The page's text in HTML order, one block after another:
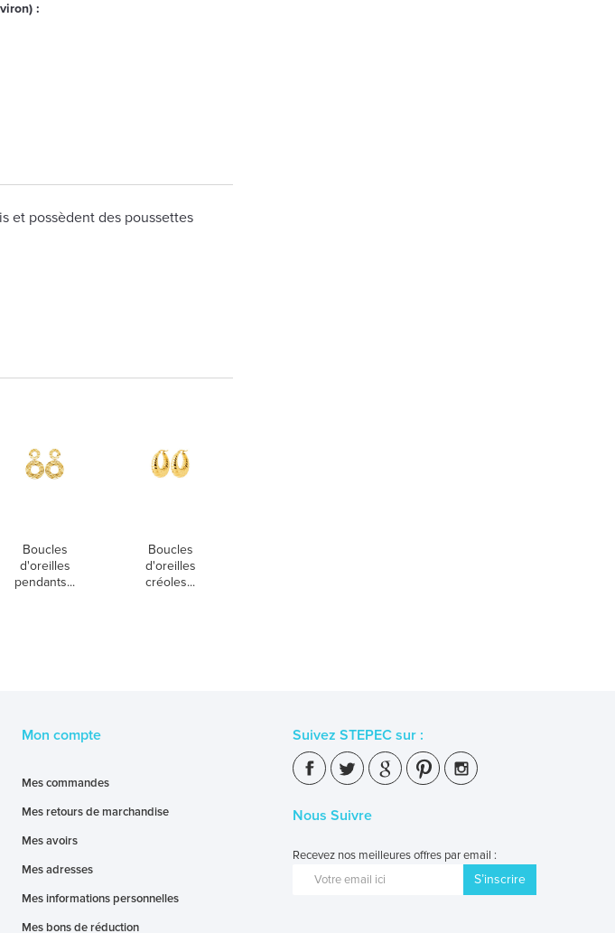
:
et possèdent des poussettes
Boucles
d'oreilles
pendants...
Boucles
d'oreilles
créoles...
Mon compte
Mes commandes
Mes retours de marchandise
Mes avoirs
Mes adresses
Mes informations personnelles
Mes bons de réduction
Suivez STEPEC sur :
Nous Suivre
Recevez nos meilleures offres par email :
S’inscrire